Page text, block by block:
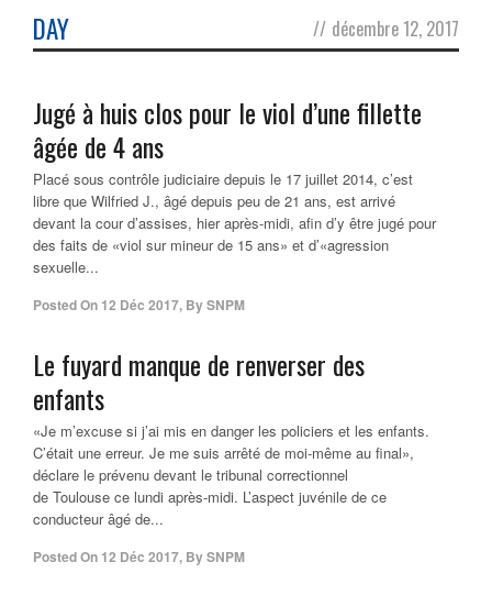
DAY // décembre 12, 2017
Jugé à huis clos pour le viol d’une fillette
âgée de 4 ans
Placé sous contrôle judiciaire depuis le 17 juillet 2014, c’est
libre que Wilfried J., âgé depuis peu de 21 ans, est arrivé
devant la cour d’assises, hier après-midi, afin d’y être jugé pour
des faits de «viol sur mineur de 15 ans» et d’«agression
sexuelle...
Posted On 12 Déc 2017, BySNPM
Le fuyard manque de renverser des
enfants
«Je m’excuse si j’ai mis en danger les policiers et les enfants.
C’était une erreur. Je me suis arrêté de moi-même au final»,
déclare le prévenu devant le tribunal correctionnel
de Toulouse ce lundi après-midi. L’aspect juvénile de ce
conducteur âgé de...
Posted On 12 Déc 2017, BySNPM